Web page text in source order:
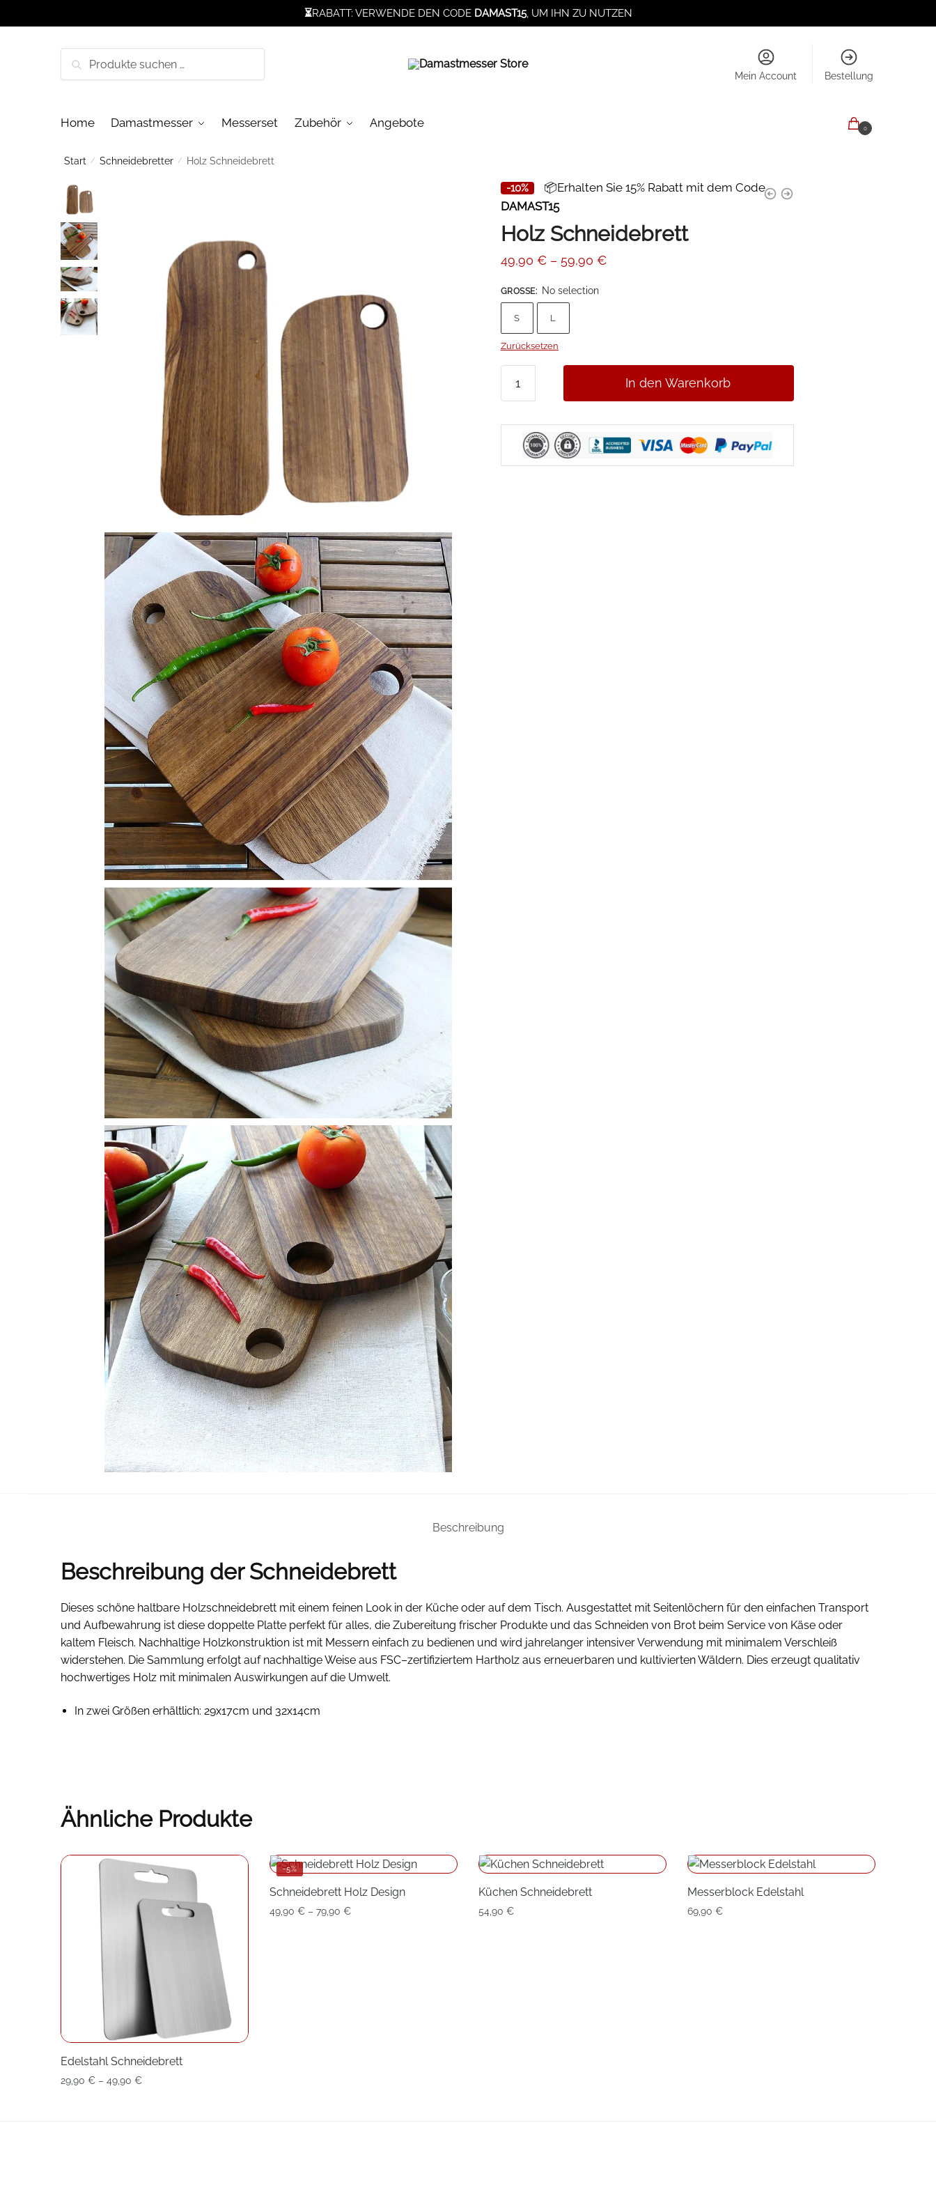
to
to
⏳RABATT: VERWENDE DEN CODE DAMAST15, UM IHN ZU NUTZEN
nach:
Suchen
Mein Account Bestellung
Home Damastmesser Messerset Zubehör Angebote 0
Start / Schneidebretter / Holz Schneidebrett
-10%
📦Erhalten Sie 15% Rabatt mit dem Code
DAMAST15
Holz Schneidebrett
49,90 € – 59,90 €Preisspanne:
GROSSE : No selection
S L
Zurücksetzen
Schneidebrett
In den Warenkorb
Beschreibung
Beschreibung der Schneidebrett
Dieses schöne haltbare Holzschneidebrett mit einem feinen Look in der Küche oder auf dem Tisch. Ausgestattet mit Seitenlöchern für den einfachen Transport
und Aufbewahrung ist diese doppelte Platte perfekt für alles, die Zubereitung frischer Produkte und das Schneiden von Brot beim Service von Käse oder
kaltem Fleisch. Nachhaltige Holzkonstruktion ist mit Messern einfach zu bedienen und wird jahrelanger intensiver Verwendung mit minimalem Verschleiß
widerstehen. Die Sammlung erfolgt auf nachhaltige Weise aus FSC–zertifiziertem Hartholz aus erneuerbaren und kultivierten Wäldern. Dies erzeugt qualitativ
hochwertiges Holz mit minimalen Auswirkungen auf die Umwelt.
In zwei Größen erhältlich: 29x17cm und 32x14cm
Ähnliche Produkte
Edelstahl Schneidebrett
29,90€ –49,90€Preisspanne:
-5%
Schneidebrett Holz Design
49,90 € – 79,90 €Preisspanne:
Küchen Schneidebrett
54,90 €
Messerblock Edelstahl
69,90 €